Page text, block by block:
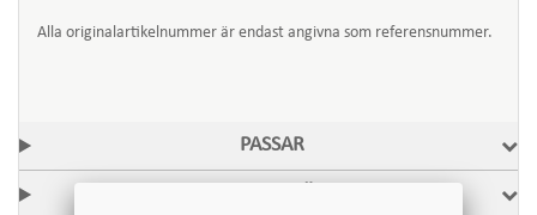
Alla originalartikelnummer är endast angivna som referensnummer.
PASSAR